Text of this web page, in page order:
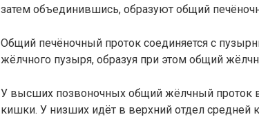
затем объединившись, образуют общий
Общий печёночный проток соединяется с
жёлчного пузыря, образуя при этом общий
У высших позвоночных общий жёлчный проток
кишки. У низших идёт в верхний отдел